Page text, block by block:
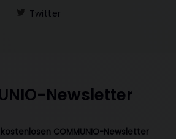
Twitter
Newsletter
COMMUNIO-Newsletter